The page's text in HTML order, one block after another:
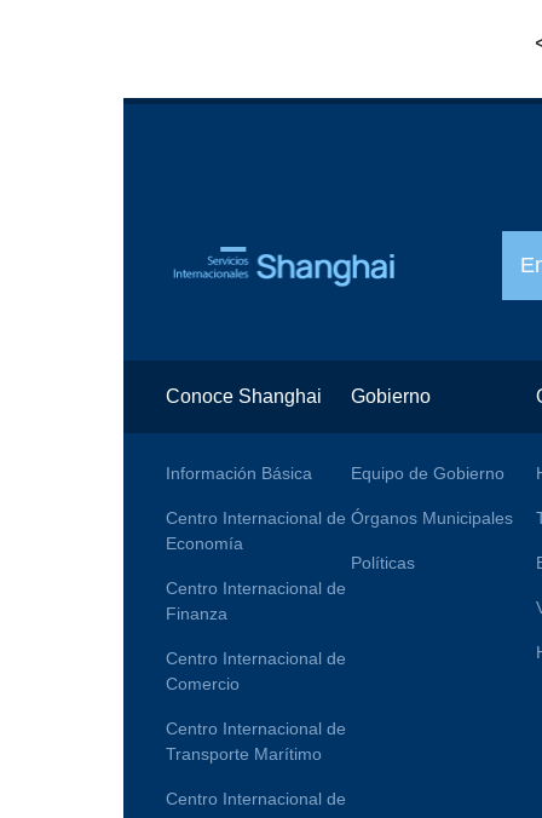
Conoce Shanghai
Información Básica
Centro Internacional de
Economía
Centro Internacional de
Finanza
Centro Internacional de
Comercio
Centro Internacional de
Transporte Marítimo
Centro Internacional de
Gobierno
Equipo de Gobierno
Órganos Municipales
Políticas